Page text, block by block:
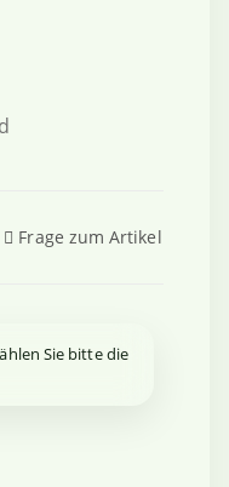
Frage zum Artikel
Sie bitte die